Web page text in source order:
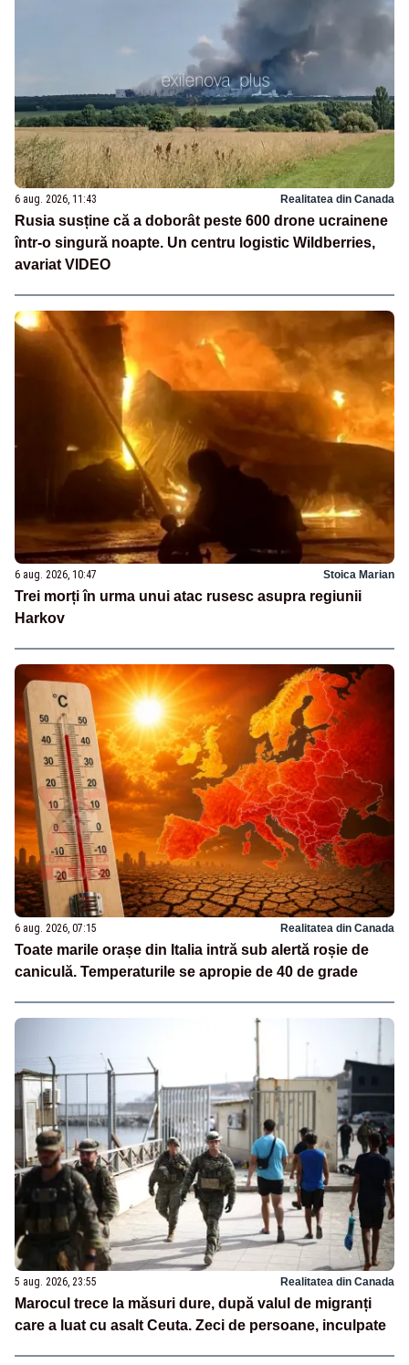
6 aug. 2026, 11:43 Realitatea din Canada
Rusia susține că a doborât peste 600 drone ucrainene
într-o singură noapte. Un centru logistic Wildberries,
avariat VIDEO
6 aug. 2026, 10:47 Stoica Marian
Trei morți în urma unui atac rusesc asupra regiunii
Harkov
6 aug. 2026, 07:15 Realitatea din Canada
Toate marile orașe din Italia intră sub alertă roșie de
caniculă. Temperaturile se apropie de 40 de grade
5 aug. 2026, 23:55 Realitatea din Canada
Marocul trece la măsuri dure, după valul de migranți
care a luat cu asalt Ceuta. Zeci de persoane, inculpate